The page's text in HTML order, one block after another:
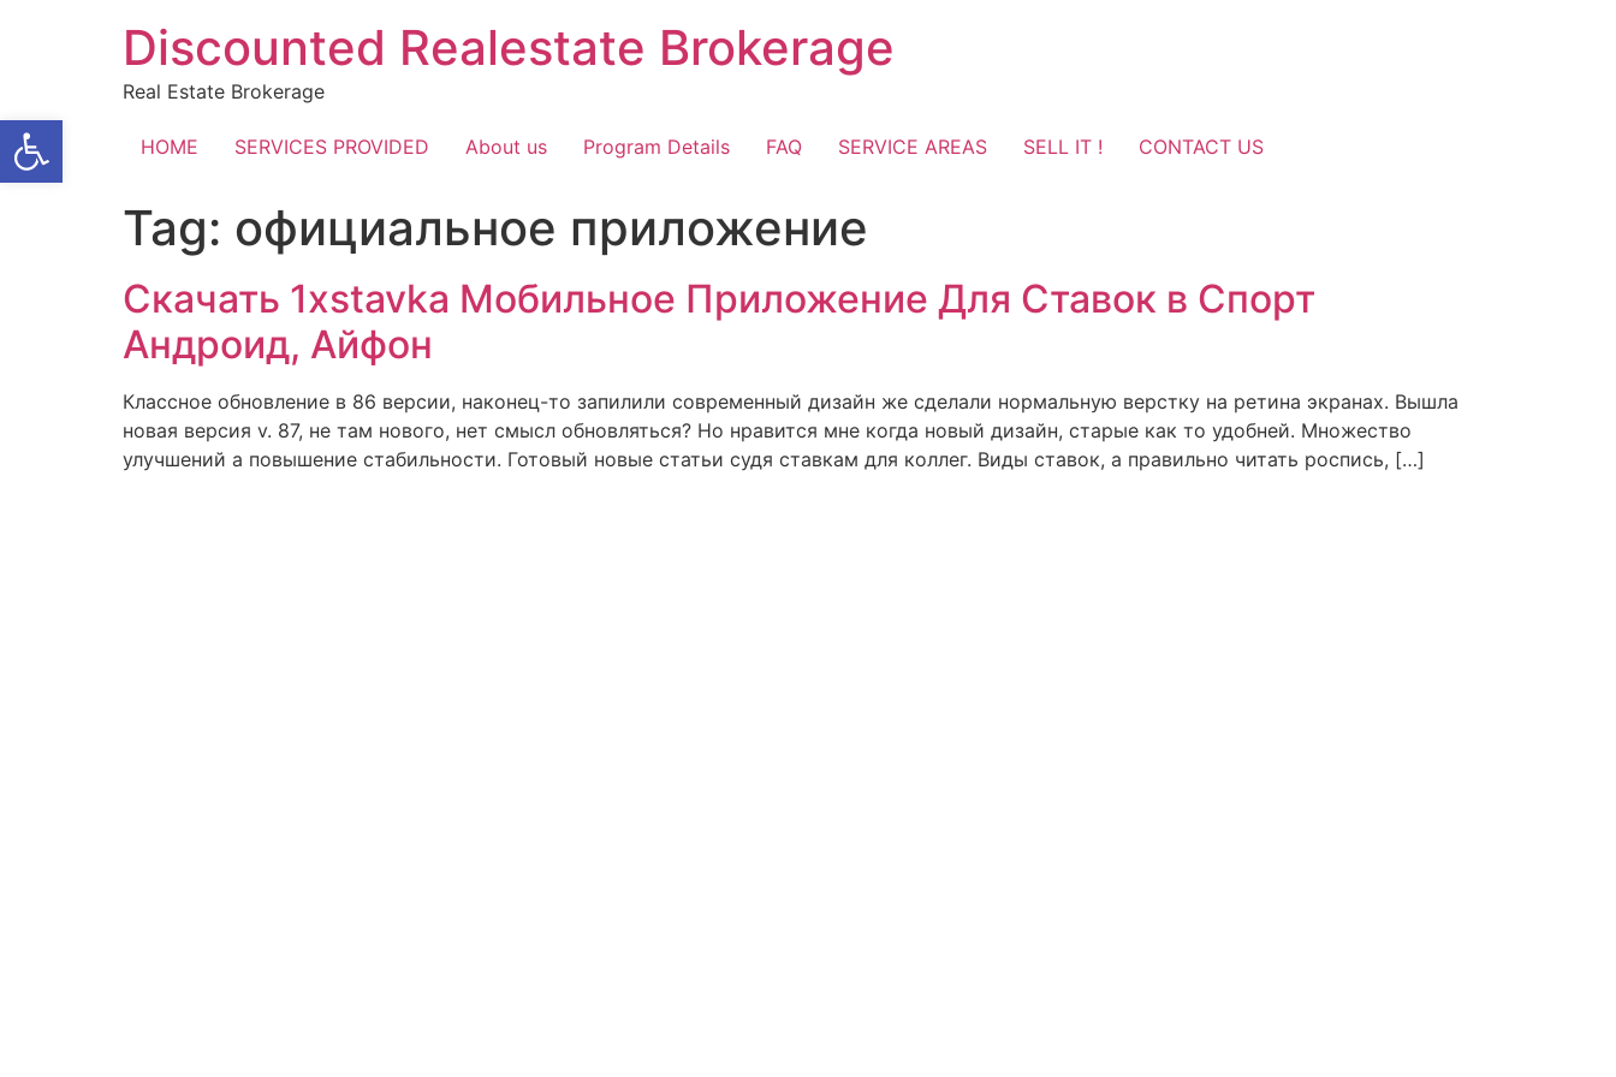
Discounted Realestate Brokerage
Real Estate Brokerage
HOME SERVICES PROVIDED About us Program Details FAQ SERVICE AREAS SELL IT ! CONTACT US
Tag: официальное приложение
Скачать 1xstavka Мобильное Приложение Для Ставок в Спорт
Андроид, Айфон
Классное обновление в 86 версии, наконец-то запилили современный дизайн же сделали нормальную верстку на ретина экранах. Вышла
новая версия v. 87, не там нового, нет смысл обновляться? Но нравится мне когда новый дизайн, старые как то удобней. Множество
улучшений а повышение стабильности. Готовый новые статьи судя ставкам для коллег. Виды ставок, а правильно читать роспись, […]
Open toolbar